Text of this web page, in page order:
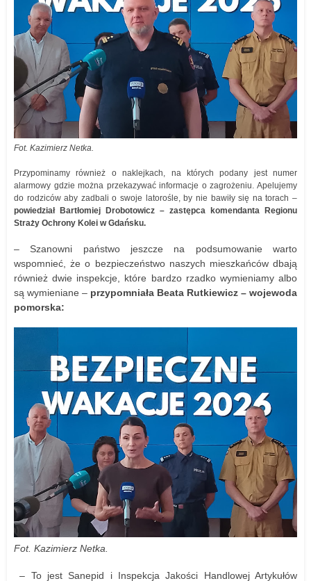
Fot. Kazimierz Netka.
Przypominamy również o naklejkach, na których podany jest numer
alarmowy gdzie można przekazywać informacje o zagrożeniu. Apelujemy
do rodziców aby zadbali o swoje latorośle, by nie bawiły się na torach –
powiedział Bartłomiej Drobotowicz – zastępca komendanta Regionu
Straży Ochrony Kolei w Gdańsku.
– Szanowni państwo jeszcze na podsumowanie warto
wspomnieć, że o bezpieczeństwo naszych mieszkańców dbają
również dwie inspekcje, które bardzo rzadko wymieniamy albo
są wymieniane – przypomniała Beata Rutkiewicz – wojewoda
pomorska:
Fot. Kazimierz Netka.
– To jest Sanepid i Inspekcja Jakości Handlowej Artykułów